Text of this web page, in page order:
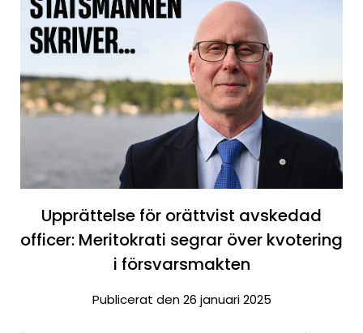
Upprättelse för orättvist avskedad
officer: Meritokrati segrar över kvotering
i försvarsmakten
Publicerat den 26 januari 2025